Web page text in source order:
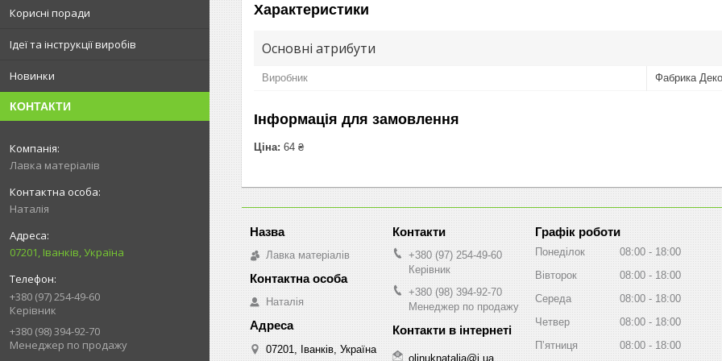
Корисні поради
Ідеї та інструкції виробів
Новинки
КОНТАКТИ
Лавка матеріалів
Наталія
07201, Іванків, Україна
+380 (97) 254-49-60
Керівник
+380 (98) 394-92-70
Менеджер по продажу
Характеристики
Основні атрибути
Виробник Фабрика
Інформація для замовлення
Ціна: 64 ₴
Лавка матеріалів
Наталія
07201, Іванків, Україна
+380 (97) 254-49-60
Керівник
+380 (98) 394-92-70
Менеджер по продажу
olinuknatalia@i.ua
Графік роботи
Понеділок 08:00
18:00
Вівторок
08:00
18:00
Середа
08:00
18:00
Четвер
08:00
18:00
Пʼятниця
08:00 18:00